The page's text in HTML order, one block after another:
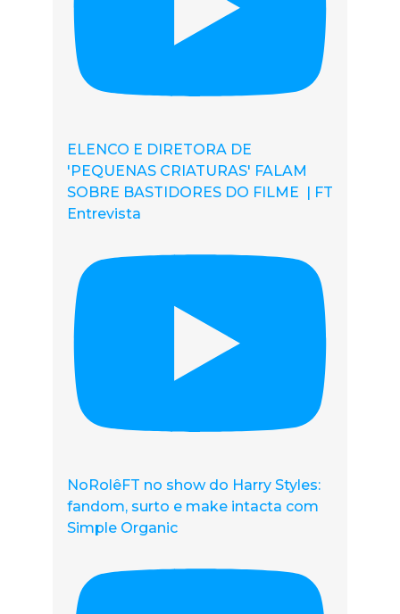
ELENCO E DIRETORA DE
'PEQUENAS CRIATURAS' FALAM
SOBRE BASTIDORES DO FILME | FT
Entrevista
NoRolêFT no show do Harry Styles:
fandom, surto e make intacta com
Simple Organic